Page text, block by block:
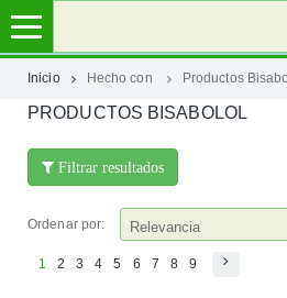
MI
CATEGORÍAS
Inicio Hecho con Productos
PRODUCTOS BISABOLOL
Filtrar resultados
Ordenar por:
1 2 3 4 5 6 7 8 9